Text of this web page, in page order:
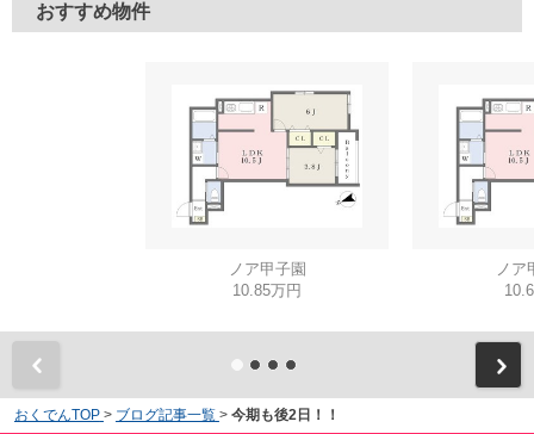
おすすめ物件
ノア甲子園
10.85万円
ノア
おくでんTOP > ブログ記事一覧 > 今期も後2日！！